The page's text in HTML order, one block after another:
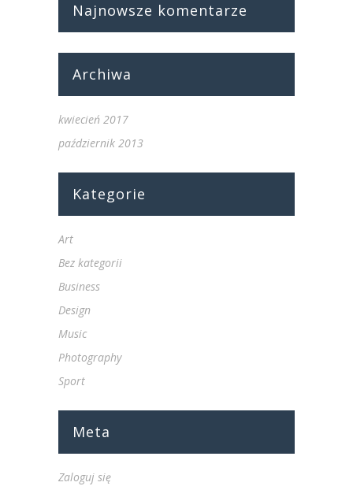
Najnowsze komentarze
Archiwa
kwiecień 2017
październik 2013
Kategorie
Art
Bez kategorii
Business
Design
Music
Photography
Sport
Meta
Zaloguj się